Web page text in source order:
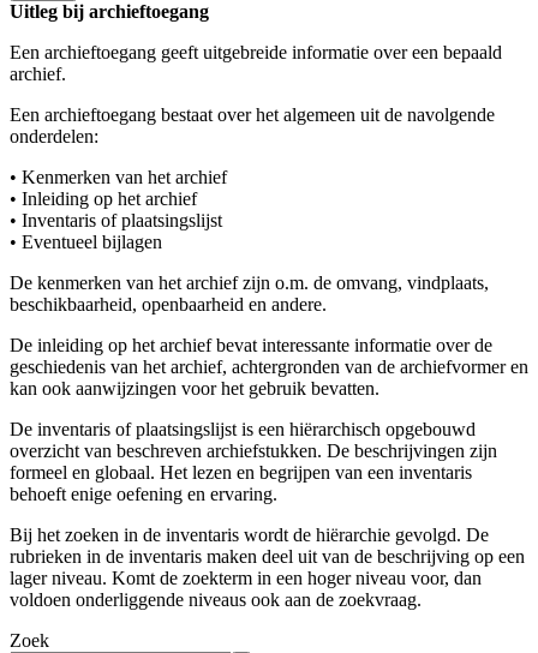
Uitleg bij archieftoegang
Een archieftoegang geeft uitgebreide informatie over een bepaald
archief.
Een archieftoegang bestaat over het algemeen uit de navolgende
onderdelen:
• Kenmerken van het archief
• Inleiding op het archief
• Inventaris of plaatsingslijst
• Eventueel bijlagen
De kenmerken van het archief zijn o.m. de omvang, vindplaats,
beschikbaarheid, openbaarheid en andere.
De inleiding op het archief bevat interessante informatie over de
geschiedenis van het archief, achtergronden van de archiefvormer en
kan ook aanwijzingen voor het gebruik bevatten.
De inventaris of plaatsingslijst is een hiërarchisch opgebouwd
overzicht van beschreven archiefstukken. De beschrijvingen zijn
formeel en globaal. Het lezen en begrijpen van een inventaris
behoeft enige oefening en ervaring.
Bij het zoeken in de inventaris wordt de hiërarchie gevolgd. De
rubrieken in de inventaris maken deel uit van de beschrijving op een
lager niveau. Komt de zoekterm in een hoger niveau voor, dan
voldoen onderliggende niveaus ook aan de zoekvraag.
Zoek